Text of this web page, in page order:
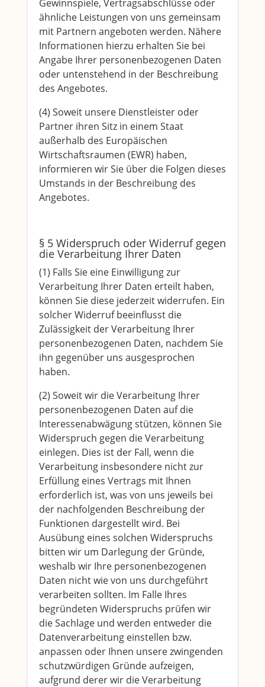
Gewinnspiele, Vertragsabschlüsse oder
ähnliche Leistungen von uns gemeinsam
mit Partnern angeboten werden. Nähere
Informationen hierzu erhalten Sie bei
Angabe Ihrer personenbezogenen Daten
oder untenstehend in der Beschreibung
des Angebotes.
(4) Soweit unsere Dienstleister oder
Partner ihren Sitz in einem Staat
außerhalb des Europäischen
Wirtschaftsraumen (EWR) haben,
informieren wir Sie über die Folgen dieses
Umstands in der Beschreibung des
Angebotes.
§ 5 Widerspruch oder Widerruf gegen
die Verarbeitung Ihrer Daten
(1) Falls Sie eine Einwilligung zur
Verarbeitung Ihrer Daten erteilt haben,
können Sie diese jederzeit widerrufen. Ein
solcher Widerruf beeinflusst die
Zulässigkeit der Verarbeitung Ihrer
personenbezogenen Daten, nachdem Sie
ihn gegenüber uns ausgesprochen
haben.
(2) Soweit wir die Verarbeitung Ihrer
personenbezogenen Daten auf die
Interessenabwägung stützen, können Sie
Widerspruch gegen die Verarbeitung
einlegen. Dies ist der Fall, wenn die
Verarbeitung insbesondere nicht zur
Erfüllung eines Vertrags mit Ihnen
erforderlich ist, was von uns jeweils bei
der nachfolgenden Beschreibung der
Funktionen dargestellt wird. Bei
Ausübung eines solchen Widerspruchs
bitten wir um Darlegung der Gründe,
weshalb wir Ihre personenbezogenen
Daten nicht wie von uns durchgeführt
verarbeiten sollten. Im Falle Ihres
begründeten Widerspruchs prüfen wir
die Sachlage und werden entweder die
Datenverarbeitung einstellen bzw.
anpassen oder Ihnen unsere zwingenden
schutzwürdigen Gründe aufzeigen,
aufgrund derer wir die Verarbeitung